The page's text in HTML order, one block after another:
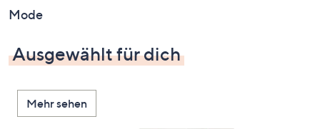
Pfeiltasten
oben
und
nach
unten
oder
Mode
Ausgewählt für dich
Mehr sehen